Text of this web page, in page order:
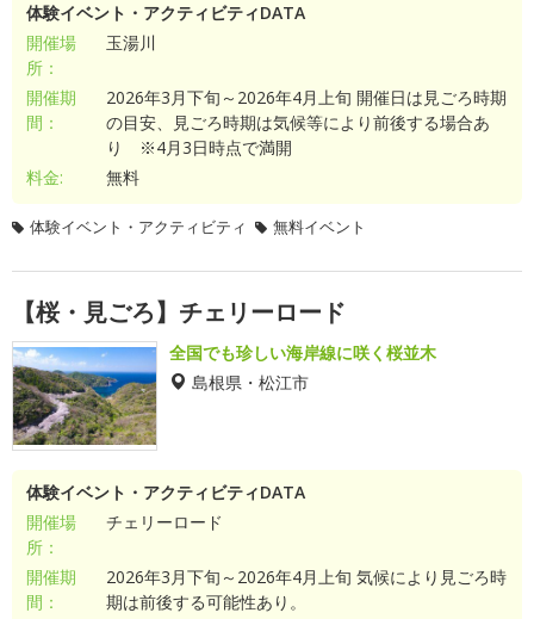
体験イベント・アクティビティDATA
開催場
所：
玉湯川
開催期
間：
2026年3月下旬～2026年4月上旬 開催日は見ごろ時期
の目安、見ごろ時期は気候等により前後する場合あ
り ※4月3日時点で満開
料金:
無料
体験イベント・アクティビティ 無料イベント
【桜・見ごろ】チェリーロード
全国でも珍しい海岸線に咲く桜並木
島根県・松江市
体験イベント・アクティビティDATA
開催場
所：
チェリーロード
開催期
間：
2026年3月下旬～2026年4月上旬 気候により見ごろ時
期は前後する可能性あり。